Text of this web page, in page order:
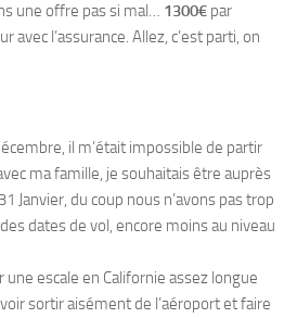
une offre pas si mal… 1300€ par
avec l’assurance. Allez, c’est parti, on
il m’était impossible de partir
ma famille, je souhaitais être auprès
Janvier, du coup nous n’avons pas trop
dates de vol, encore moins au niveau
une escale en Californie assez longue
sortir aisément de l’aéroport et faire